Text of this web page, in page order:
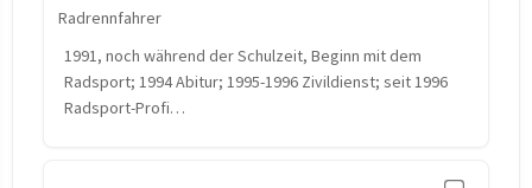
Radrennfahrer
1991, noch während der Schulzeit, Beginn mit dem
Radsport; 1994 Abitur; 1995-1996 Zivildienst; seit 1996
Radsport-Profi…